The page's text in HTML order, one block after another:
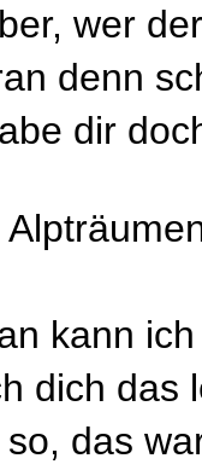
wer
denn
dir
kann
dich das
so, das